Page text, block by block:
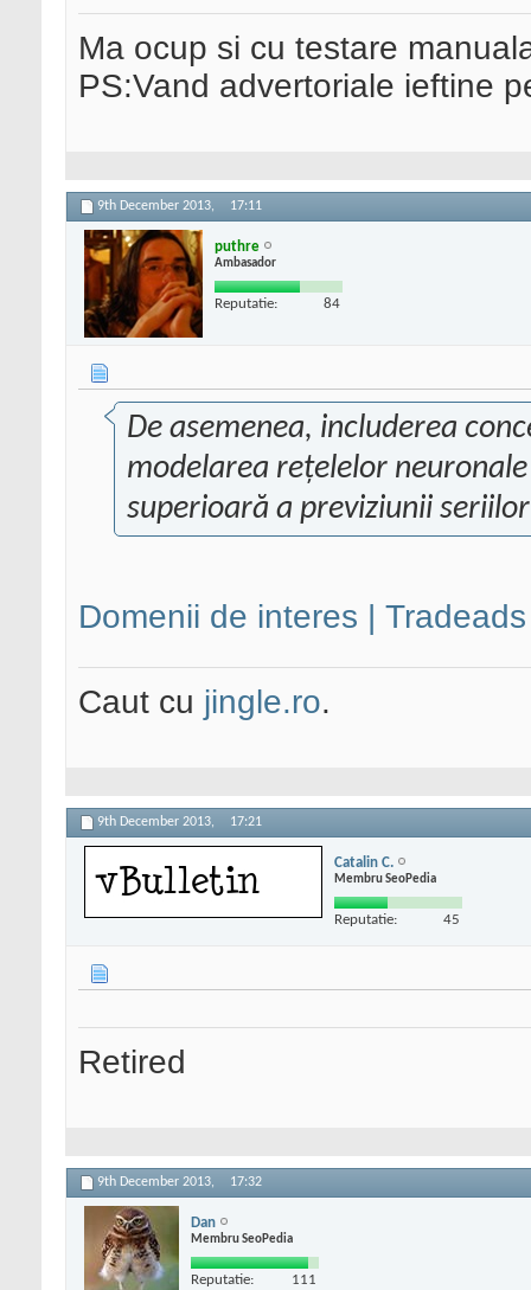
Ma ocup si cu testare
PS:Vand advertoriale ieftine
9th December 2013, 17:11
puthre
Ambasador
Reputatie: 84
De asemenea, includerea
modelarea reţelelor
superioară a previziunii
Domenii de interes | Tradeads
Caut cu jingle.ro.
9th December 2013, 17:21
Catalin C.
Membru SeoPedia
Reputatie: 45
Retired
9th December 2013, 17:32
Dan
Membru SeoPedia
Reputatie: 111